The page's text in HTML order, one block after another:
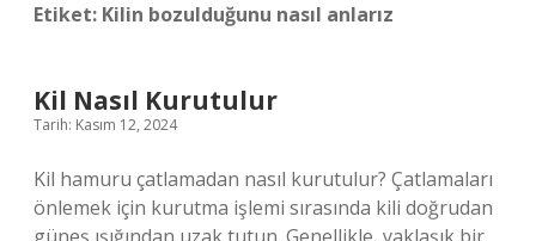
Etiket: Kilin bozulduğunu nasıl anlarız
Kil Nasıl Kurutulur
Tarih: Kasım 12, 2024
Kil hamuru çatlamadan nasıl kurutulur? Çatlamaları
önlemek için kurutma işlemi sırasında kili doğrudan